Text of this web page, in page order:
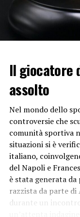
Il giocatore
assolto
Nel mondo dello
controversie che
comunità sportiva
situazioni si è
italiano,
del Napoli e
è stata generata
razzista da parte di
durante un